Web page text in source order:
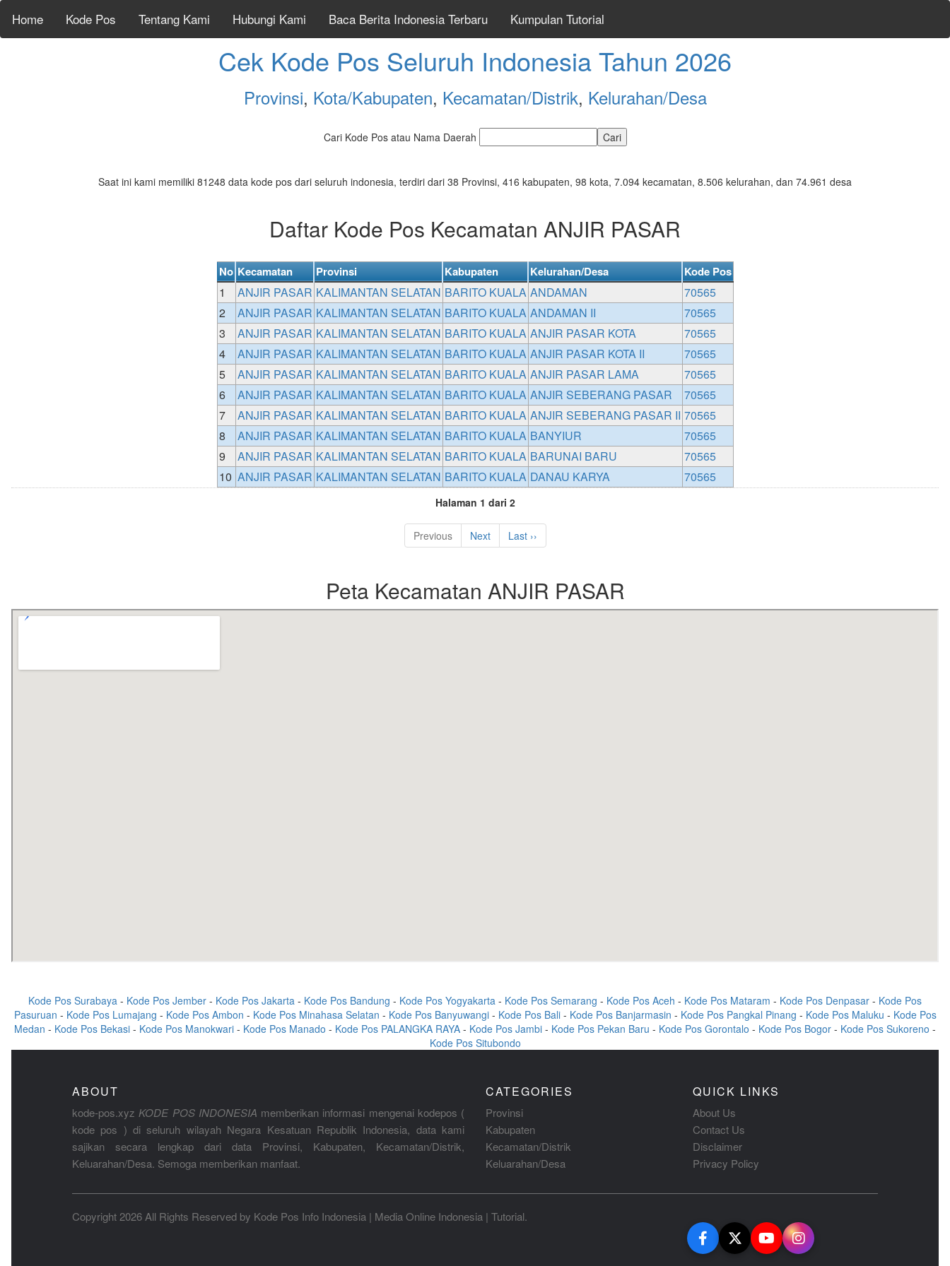
Home Kode Pos Tentang Kami Hubungi Kami Baca Berita Indonesia Terbaru Kumpulan Tutorial
Cek Kode Pos Seluruh Indonesia Tahun 2026
Provinsi, Kota/Kabupaten, Kecamatan/Distrik, Kelurahan/Desa
Cari Kode Pos atau Nama Daerah
Saat ini kami memiliki 81248 data kode pos dari seluruh indonesia, terdiri dari 38 Provinsi, 416 kabupaten, 98 kota, 7.094 kecamatan, 8.506 kelurahan, dan 74.961 desa
Daftar Kode Pos Kecamatan ANJIR PASAR
No Kecamatan Provinsi Kabupaten Kelurahan/Desa Kode Pos
1 ANJIR PASAR KALIMANTAN SELATAN BARITO KUALA ANDAMAN
70565
2
ANJIR PASAR KALIMANTAN SELATAN BARITO KUALA ANDAMAN II
70565
3
ANJIR PASAR KALIMANTAN SELATAN BARITO KUALA ANJIR PASAR KOTA
70565
4
ANJIR PASAR KALIMANTAN SELATAN BARITO KUALA ANJIR PASAR KOTA II
70565
5
ANJIR PASAR KALIMANTAN SELATAN BARITO KUALA ANJIR PASAR LAMA
70565
6
ANJIR PASAR KALIMANTAN SELATAN BARITO KUALA ANJIR SEBERANG PASAR
70565
7
ANJIR PASAR KALIMANTAN SELATAN BARITO KUALA ANJIR SEBERANG PASAR II 70565
8
ANJIR PASAR KALIMANTAN SELATAN BARITO KUALA BANYIUR
70565
9
ANJIR PASAR KALIMANTAN SELATAN BARITO KUALA BARUNAI BARU
70565
10 ANJIR PASAR KALIMANTAN SELATAN BARITO KUALA DANAU KARYA 70565
Halaman 1 dari 2
Previous Next Last ››
Peta Kecamatan ANJIR PASAR
Kode Pos Surabaya - Kode Pos Jember - Kode Pos Jakarta - Kode Pos Bandung - Kode Pos Yogyakarta - Kode Pos Semarang - Kode Pos Aceh - Kode Pos Mataram - Kode Pos Denpasar - Kode Pos
Pasuruan - Kode Pos Lumajang - Kode Pos Ambon - Kode Pos Minahasa Selatan - Kode Pos Banyuwangi- Kode Pos Bali- Kode Pos Banjarmasin - Kode Pos Pangkal Pinang - Kode Pos Maluku - Kode Pos
Medan - Kode Pos Bekasi - Kode Pos Manokwari - Kode Pos Manado - Kode Pos PALANGKA RAYA - Kode Pos Jambi - Kode Pos Pekan Baru - Kode Pos Gorontalo - Kode Pos Bogor - Kode Pos Sukoreno -
Kode Pos Situbondo
ABOUT
kode-pos.xyz KODE POS INDONESIA memberikan informasi mengenai kodepos (
kode pos ) di seluruh wilayah Negara Kesatuan Republik Indonesia, data kami
sajikan secara lengkap dari data Provinsi, Kabupaten, Kecamatan/Distrik,
Keluarahan/Desa. Semoga memberikan manfaat.
CATEGORIES
Provinsi
Kabupaten
Kecamatan/Distrik
Keluarahan/Desa
QUICK LINKS
About Us
Contact Us
Disclaimer
Privacy Policy
Copyright 2026 All Rights Reserved by Kode Pos Info Indonesia | Media Online Indonesia | Tutorial.